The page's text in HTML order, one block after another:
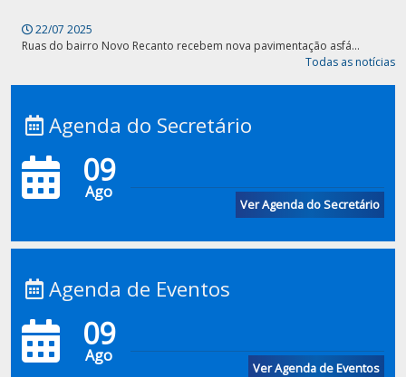
22/07 2025
Ruas do bairro Novo Recanto recebem nova pavimentação asfá...
Todas as notícias
Agenda do Secretário
09
Ago
Ver Agenda do Secretário
Agenda de Eventos
09
Ago
Ver Agenda de Eventos